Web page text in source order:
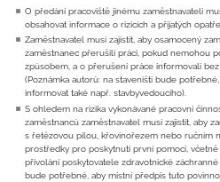
O předání pracoviště jinému zaměstnavateli
obsahovat informace o rizicích a přijatých
Zaměstnavatel musí zajistit, aby osamocený
zaměstnanec přerušili práci, pokud nemohou
způsobem, a o přerušení práce informovali
(Poznámka autorů: na staveništi bude
informovat také např. stavbyvedoucího).
S ohledem na rizika vykonávané pracovní
zaměstnanců zaměstnavatel musí zajistit, aby
s řetězovou pilou, křovinořezem nebo ručním
prostředky pro poskytnutí první pomoci,
přivolání poskytovatele zdravotnické
bude potřebné, aby místní předpis tuto